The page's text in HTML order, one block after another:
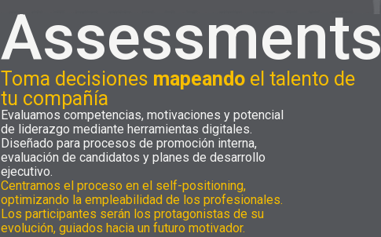
Assessments
Toma decisiones mapeando el talento de
tu compañía
Evaluamos competencias, motivaciones y potencial
de liderazgo mediante herramientas digitales.
Diseñado para procesos de promoción interna,
evaluación de candidatos y planes de desarrollo
ejecutivo.
Centramos el proceso en el self-positioning,
optimizando la empleabilidad de los profesionales.
Los participantes serán los protagonistas de su
evolución, guiados hacia un futuro motivador.